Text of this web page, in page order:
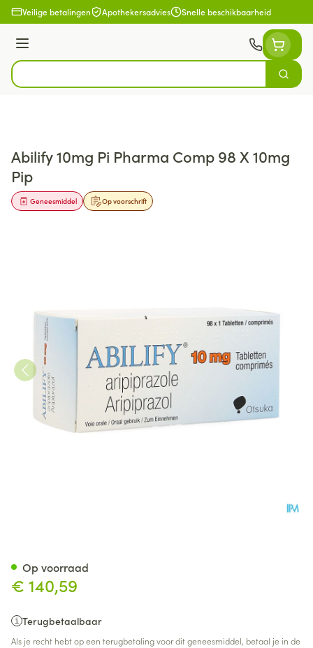
Ga naar de inhoud
Veilige betalingen Apothekersadvies Snelle beschikbaarheid
Menu
Product, merk, categorie...
Zoek
Abilify 10mg Pi Pharma Comp 98 X 10mg
Pip
Op voorschrift
Geneesmiddel
€ 140,59
Terugbetaalbaar
Als je recht hebt op een terugbetaling voor dit geneesmiddel, betaal je in de
Op voorraad